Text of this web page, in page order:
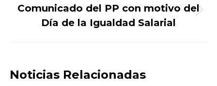
Publicación
siguiente:
Comunicado del PP con motivo del
Día de la Igualdad Salarial
Noticias Relacionadas